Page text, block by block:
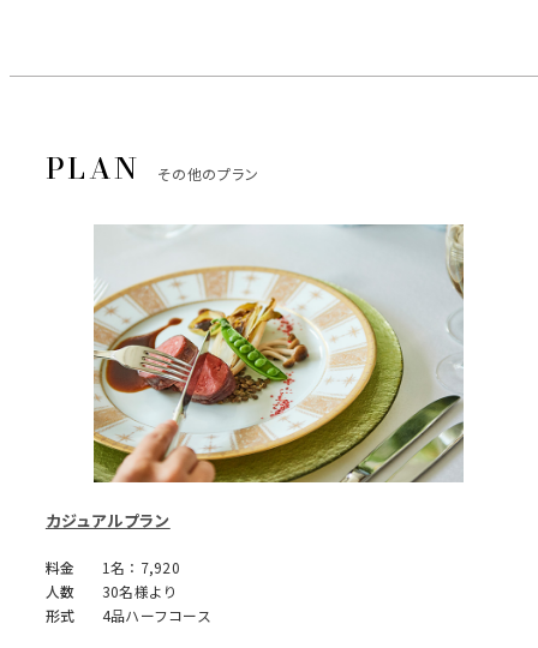
その他のプラン
カジュアルプラン
料金
1名：7,920
人数
30名様より
形式
4品ハーフコース